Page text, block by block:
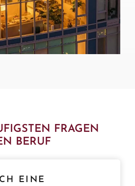
FRAGEN
BERUF
EINE